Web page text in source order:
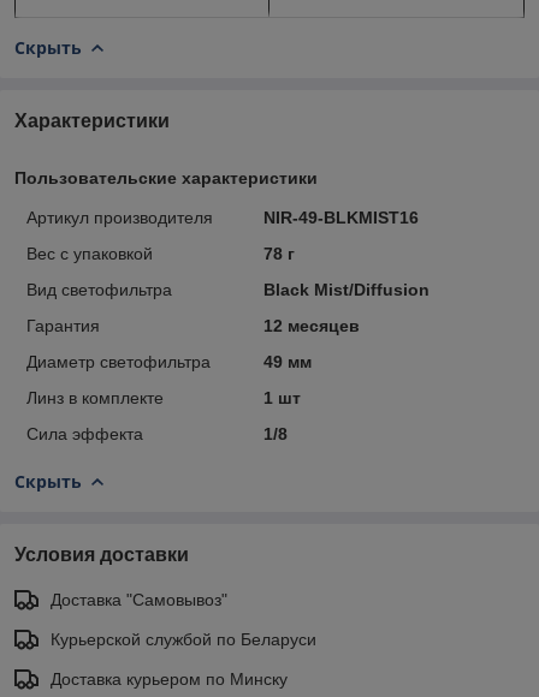
Скрыть
Характеристики
Пользовательские характеристики
Артикул производителя
NIR-49-BLKMIST16
Вес с упаковкой
78 г
Вид светофильтра
Black Mist/Diffusion
Гарантия
12 месяцев
Диаметр светофильтра
49 мм
Линз в комплекте
1 шт
Сила эффекта
1/8
Скрыть
Условия доставки
Доставка "Самовывоз"
Курьерской службой по Беларуси
Доставка курьером по Минску